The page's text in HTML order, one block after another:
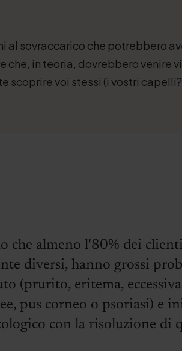
al sovraccarico che potrebbero
che, in teoria, dovrebbero venire
scoprire voi stessi (i vostri
che almeno l'80% dei
diversi, hanno grossi
(prurito, eritema, eccessiva
pus corneo o psoriasi) e
con la risoluzione di